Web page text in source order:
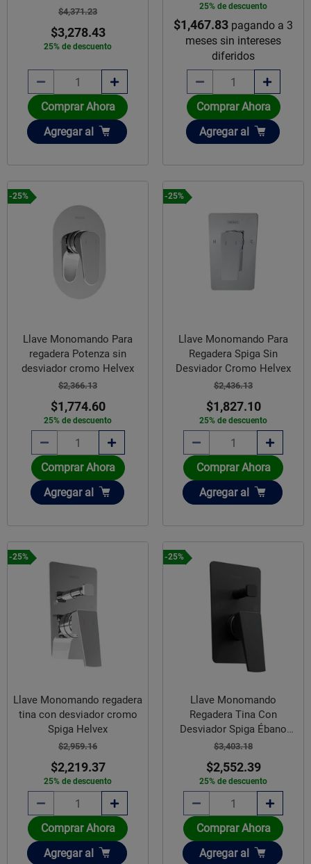
$4,371.23
$3,278.43
25% de descuento
Comprar Ahora
Añadir
Agregar al
25% de descuento
$1,467.83 pagando a 3
meses sin intereses
diferidos
Comprar Ahora
Añadir
Agregar al
-25%
Llave Monomando Para
regadera Potenza sin
desviador cromo Helvex
$2,366.13
$1,774.60
25% de descuento
Comprar Ahora
Añadir
Agregar al
-25%
Llave Monomando Para
Regadera Spiga Sin
Desviador Cromo Helvex
$2,436.13
$1,827.10
25% de descuento
Comprar Ahora
Añadir
Agregar al
-25%
Llave Monomando regadera
tina con desviador cromo
Spiga Helvex
$2,959.16
$2,219.37
25% de descuento
Comprar Ahora
Añadir
Agregar al
-25%
Llave Monomando
Regadera Tina Con
Desviador Spiga Ébano
Helvex
$3,403.18
$2,552.39
25% de descuento
Comprar Ahora
Añadir
Agregar al